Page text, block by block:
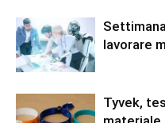
lavorare
Tyvek,